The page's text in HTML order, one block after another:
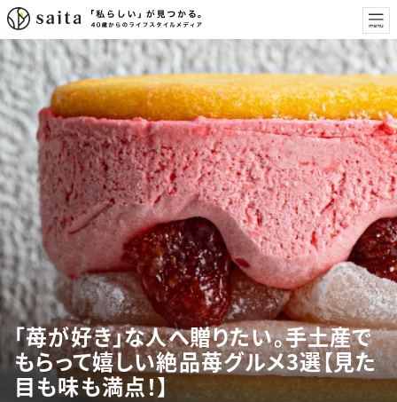
「苺が好き」な人へ贈りたい。手土産で
もらって嬉しい絶品苺グルメ3選【見た
目も味も満点！】